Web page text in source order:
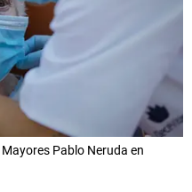
Pablo Neruda en